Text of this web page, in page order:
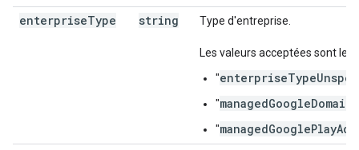
enterpriseType string Type d'entreprise.
Les valeurs acceptées sont les
"
"managedGoogleDomain
"